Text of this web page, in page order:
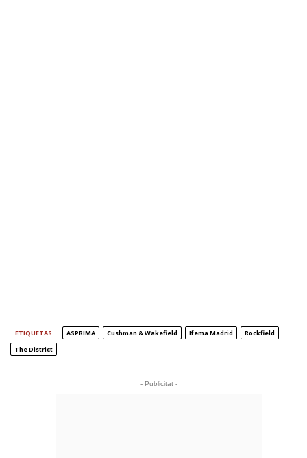
ETIQUETAS ASPRIMA Cushman & Wakefield Ifema Madrid
Rockfield
The District
- Publicitat -